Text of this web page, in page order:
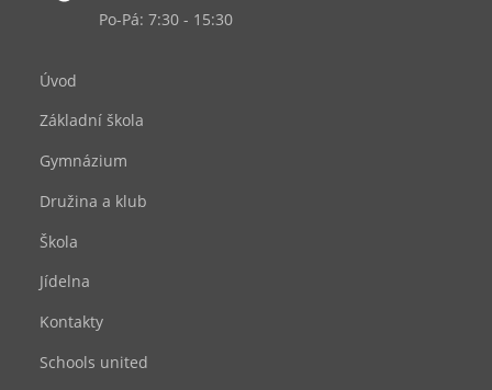
Po-Pá: 7:30 - 15:30
Úvod
Základní škola
Gymnázium
Družina a klub
Škola
Jídelna
Kontakty
Schools united